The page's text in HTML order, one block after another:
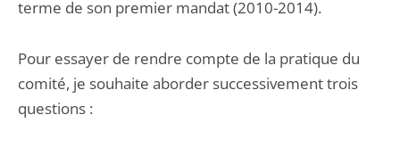
terme de son premier mandat (2010-2014).
Pour essayer de rendre compte de la pratique du
comité, je souhaite aborder successivement trois
questions :